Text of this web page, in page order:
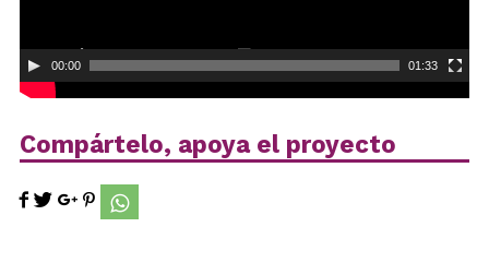
00:00 01:33
Compártelo, apoya el proyecto